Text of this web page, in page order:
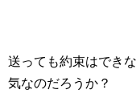
送っても約束はでき
気なのだろうか？